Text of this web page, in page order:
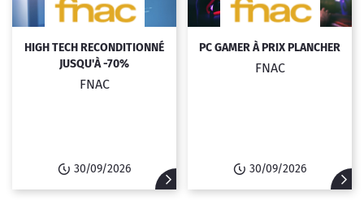
HIGH TECH RECONDITIONNÉ
JUSQU'À -70%
FNAC
30/09/2026
PC GAMER À PRIX PLANCHER
FNAC
30/09/2026